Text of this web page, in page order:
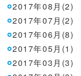
2017年08月(2)
2017年07月(2)
2017年06月(8)
2017年05月(1)
2017年03月(3)